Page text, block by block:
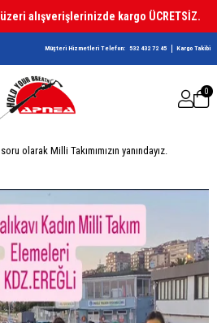
kargo ÜCRETSİZ.
Müşteri Hizmetleri Telefon: 532 432 72 45 Kargo Takibi
0
olarak Milli Takımımızın yanındayız.